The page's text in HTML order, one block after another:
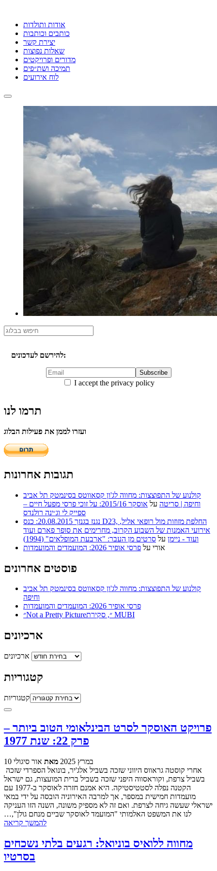
אודות ותולדות
כותבים וכותבות
יצירת קשר
שאלות נפוצות
מדורים ופרויקטים
תמיכה ושת״פים
לוח אירועים
להירשם לעדכונים:
I accept the privacy policy
תרמו לנו
ועזרו לממן את פעילות הבלוג
תגובות אחרונות
קולנוע של התפוצצות: מחווה לג'ון קסאווטס בסינמטק תל אביב
וחיפה | סריטה על
אוסקר 2015/16: על זוכי פרסי מפעל חיים –
ספייק לי וג׳ינה רולנדס
נגנז בגנזך 20.08.2015: כנס D23, החלפת מזוזות מול רופאי אליל,
אירועי האמנות של השבוע הקרוב, מחרימים את סופר פארם ועוד
ועוד - ניימן על סרטים מן העבר: "ארבעת המופלאים" (1994)
אורי על פרסי אופיר 2026: המועמדים והמועמדות
פוסטים אחרונים
קולנוע של התפוצצות: מחווה לג'ון קסאווטס בסינמטק תל אביב
וחיפה
פרסי אופיר 2026: המועמדים והמועמדות
״Not a Pretty Picture״, סקירת MUBI
ארכיונים
ארכיונים
קטגוריות
קטגוריות
פרויקט האוסקר לסרט הבינלאומי הטוב ביותר –
פרק 22: שנת 1977
10 במרץ 2025 מאת אור סיגולי
בשביל צרפת, וקוראסווה היפני שזכה בשביל ברית המועצות, גם ישראל
הקטנה נפלה לסטטיסטיקה. היא אמנם חזרה לאוסקר ב-1977 עם
מועמדות חמישית במספר, אך למרבה האירוניה הובסה על ידי במאי
ישראלי שעשה גיחה לצרפת. ואם זה לא מספיק משונה, השנה הזו העניקה
לנו את המשפט האלמותי "המועמד לאוסקר שביים מנחם גולן",…
להמשך קריאה
מחווה ללואיס בוניואל: רגעים בלתי נשכחים
בסרטיו